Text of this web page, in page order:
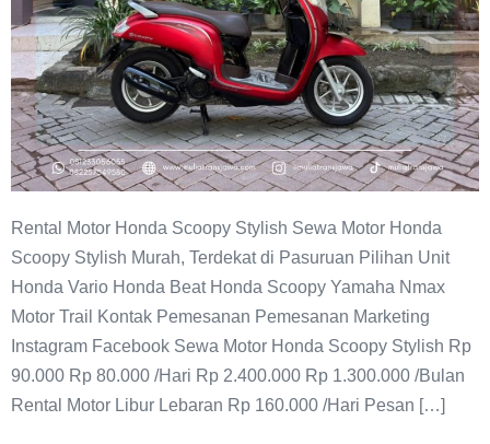
Rental Motor Honda Scoopy Stylish Sewa Motor Honda
Scoopy Stylish Murah, Terdekat di Pasuruan Pilihan Unit
Honda Vario Honda Beat Honda Scoopy Yamaha Nmax
Motor Trail Kontak Pemesanan Pemesanan Marketing
Instagram Facebook Sewa Motor Honda Scoopy Stylish Rp
90.000 Rp 80.000 /Hari Rp 2.400.000 Rp 1.300.000 /Bulan
Rental Motor Libur Lebaran Rp 160.000 /Hari Pesan […]